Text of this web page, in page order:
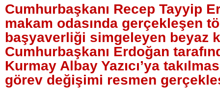
Cumhurbaşkanı Recep Tayyip
makam odasında gerçekleşen
başyaverliği simgeleyen beyaz
Cumhurbaşkanı Erdoğan
Kurmay Albay Yazıcı’ya
görev değişimi resmen